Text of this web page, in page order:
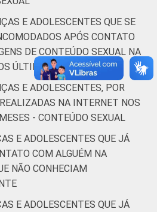
Não sabe 0
Não
respondeu
0
AB 1
DE
Desenvolvimento da
E ADOLESCENTES QUE SE
APÓS CONTATO
DE CONTEÚDO SEXUAL NA
ÚLTIMOS 12 MESES
E ADOLESCENTES, POR
NA INTERNET NOS
- CONTEÚDO SEXUAL
E ADOLESCENTES QUE JÁ
COM ALGUÉM NA
NÃO CONHECIAM
E ADOLESCENTES QUE JÁ